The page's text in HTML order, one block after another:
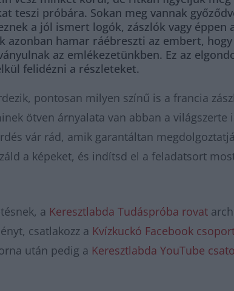
teszi próbára. Sokan meg vannak
a jól ismert logók, zászlók vagy éppen
hamar ráébreszti az embert,
az emlékezetünkben. Ez az
felidézni a részleteket.
pontosan milyen színű is a francia
ötven árnyalata van abban a
vár rád, amik garantáltan
a képeket, és indítsd el a feladatsort
a Keresztlabda Tudáspróba rovat
csatlakozz a Kvízkuckó Facebook
után pedig a Keresztlabda YouTube